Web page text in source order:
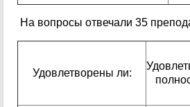
На вопросы отвечали 35
Удовлетворены ли: